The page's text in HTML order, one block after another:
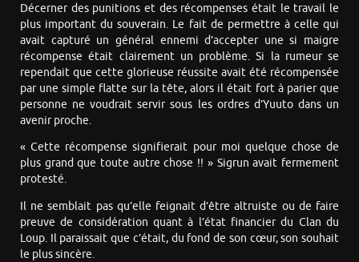
Décerner des punitions et des récompenses était le travail le
plus important du souverain. Le fait de permettre à celle qui
avait capturé un général ennemi d’accepter une si maigre
récompense était clairement un problème. Si la rumeur se
rependait que cette glorieuse réussite avait été récompensée
par une simple flatte sur la tête, alors il était fort à parier que
personne ne voudrait servir sous les ordres d’Yuuto dans un
avenir proche.
« Cette récompense signifierait pour moi quelque chose de
plus grand que toute autre chose !! » Sigrun avait fermement
protesté.
Il ne semblait pas qu’elle feignait d’être altruiste ou de faire
preuve de considération quant à l’état financier du Clan du
Loup. Il paraissait que c’était, du fond de son cœur, son souhait
le plus sincère.